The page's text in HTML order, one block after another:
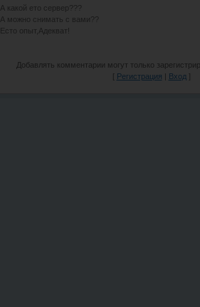
А какой ето сервер???
А можно снимать с вами??
Есто опыт,Адекват!
Добавлять комментарии могут только
Регистрация Вход